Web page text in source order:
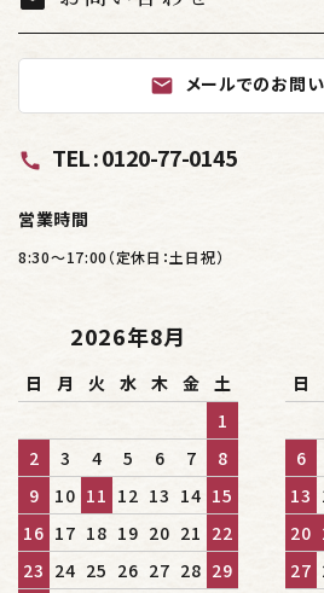
mail メールでのお問
call TEL : 0120-77-0145
営業時間
8:30～17:00（定休日：土日祝）
2026年8月
日 月 火 水 木 金
土
1
2
3 4 5 6 7
8
9
10 11 12 13 14 15
16 17 18 19 20 21 22
23 24 25 26 27 28 29
日
6
13
20
27